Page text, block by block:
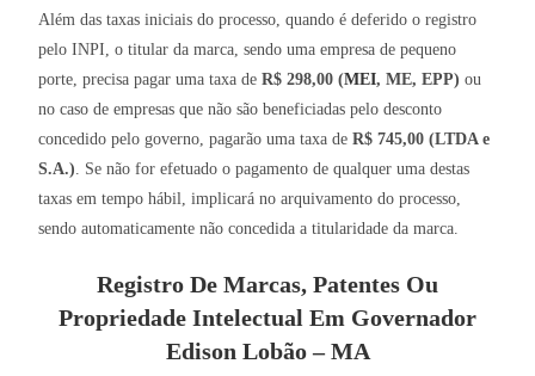
Além das taxas iniciais do processo, quando é deferido o registro
pelo INPI, o titular da marca, sendo uma empresa de pequeno
porte, precisa pagar uma taxa deR$ 298,00 (MEI, ME, EPP) ou
no caso de empresas que não são beneficiadas pelo desconto
concedido pelo governo, pagarão uma taxa deR$ 745,00 (LTDA e
S.A.) . Se não for efetuado o pagamento de qualquer uma destas
taxas em tempo hábil, implicará no arquivamento do processo,
sendo automaticamente não concedida a titularidade da marca.
Registro De Marcas, Patentes Ou
Propriedade Intelectual Em Governador
Edison Lobão – MA